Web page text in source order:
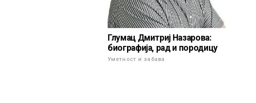
Глумац Дмитриј Назарова:
биографија, рад и породицу
Уметност и забава